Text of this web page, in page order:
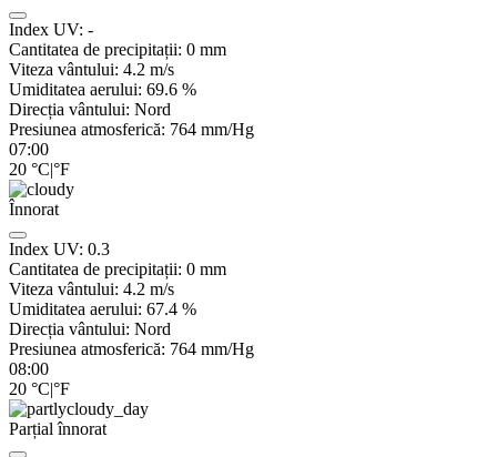
Index UV: -
Cantitatea de precipitații: 0 mm
Viteza vântului: 4.2 m/s
Umiditatea aerului: 69.6 %
Direcția vântului: Nord
Presiunea atmosferică: 764 mm/Hg
07:00
20 °C|°F
Înnorat
Index UV: 0.3
Cantitatea de precipitații: 0 mm
Viteza vântului: 4.2 m/s
Umiditatea aerului: 67.4 %
Direcția vântului: Nord
Presiunea atmosferică: 764 mm/Hg
08:00
20 °C|°F
Parțial înnorat